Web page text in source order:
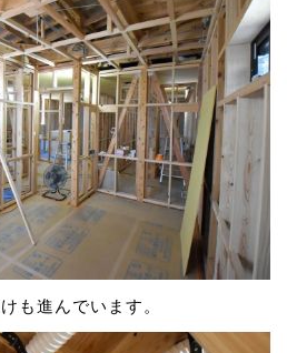
も進んでいます。